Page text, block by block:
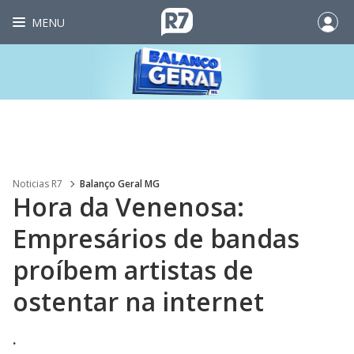
MENU
Noticias R7 Balanço Geral MG
Hora da Venenosa:
Empresários de bandas
proíbem artistas de
ostentar na internet
.